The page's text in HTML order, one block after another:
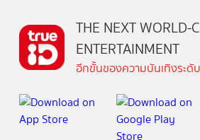
THE NEXT WORLD-
ENTERTAINMENT
อีกขั้นของความบันเทิงระดั